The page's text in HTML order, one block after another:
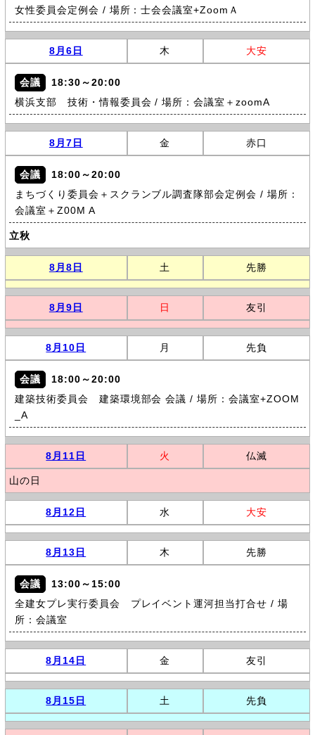
女性委員会定例会 / 場所：士会会議室+ZoomＡ
8月6日 木 大安
会議
18:30～20:00
横浜支部 技術・情報委員会 / 場所：会議室＋zoomA
8月7日 金 赤口
会議
18:00～20:00
まちづくり委員会＋スクランブル調査隊部会定例会 / 場所：
会議室＋Z00M A
立秋
8月8日 土 先勝
8月9日 日 友引
8月10日 月 先負
会議
18:00～20:00
建築技術委員会 建築環境部会 会議 / 場所：会議室+ZOOM
_A
8月11日 火 仏滅
山の日
8月12日 水 大安
8月13日 木 先勝
会議
13:00～15:00
全建女プレ実行委員会 プレイベント運河担当打合せ / 場
所：会議室
8月14日 金 友引
8月15日 土 先負